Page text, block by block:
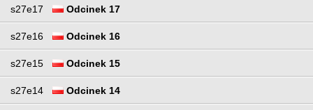
s27e17 Odcinek 17
s27e16 Odcinek 16
s27e15 Odcinek 15
s27e14 Odcinek 14